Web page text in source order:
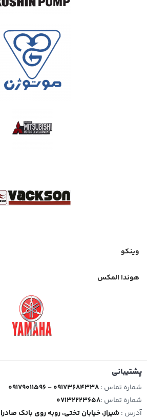
وینکو
هوندا المکس
پشتیبانی
شماره تماس :09179011596 - 09173684338
شماره تماس :07132223658
آدرس :شیراز، خیابان تختی، روبه روی بانک صادرات،